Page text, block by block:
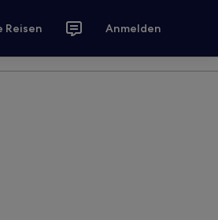
Reisen Anmelden